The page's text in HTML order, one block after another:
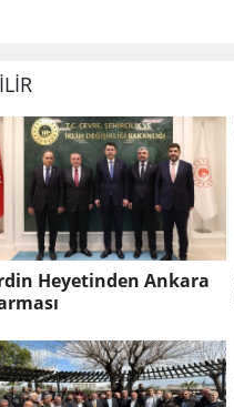
Heyetinden Ankara